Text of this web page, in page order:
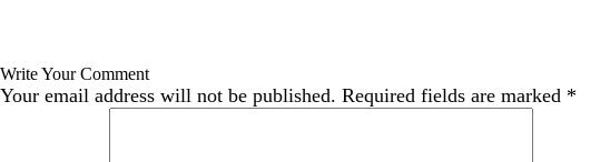
Write Your Comment
Your email address will not be published. Required fields are marked *